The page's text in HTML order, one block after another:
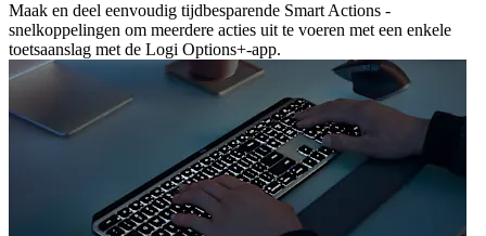
Maak en deel eenvoudig tijdbesparende Smart Actions -
snelkoppelingen om meerdere acties uit te voeren met een enkele
toetsaanslag met de Logi Options+-app.